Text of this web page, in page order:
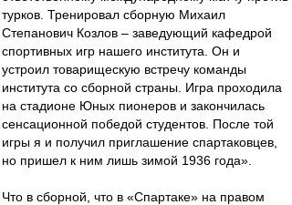
турков. Тренировал сборную Михаил
Степанович Козлов – заведующий кафедрой
спортивных игр нашего института. Он и
устроил товарищескую встречу команды
института со сборной страны. Игра проходила
на стадионе Юных пионеров и закончилась
сенсационной победой студентов. После той
игры я и получил приглашение спартаковцев,
но пришел к ним лишь зимой 1936 года».
Что в сборной, что в «Спартаке» на правом